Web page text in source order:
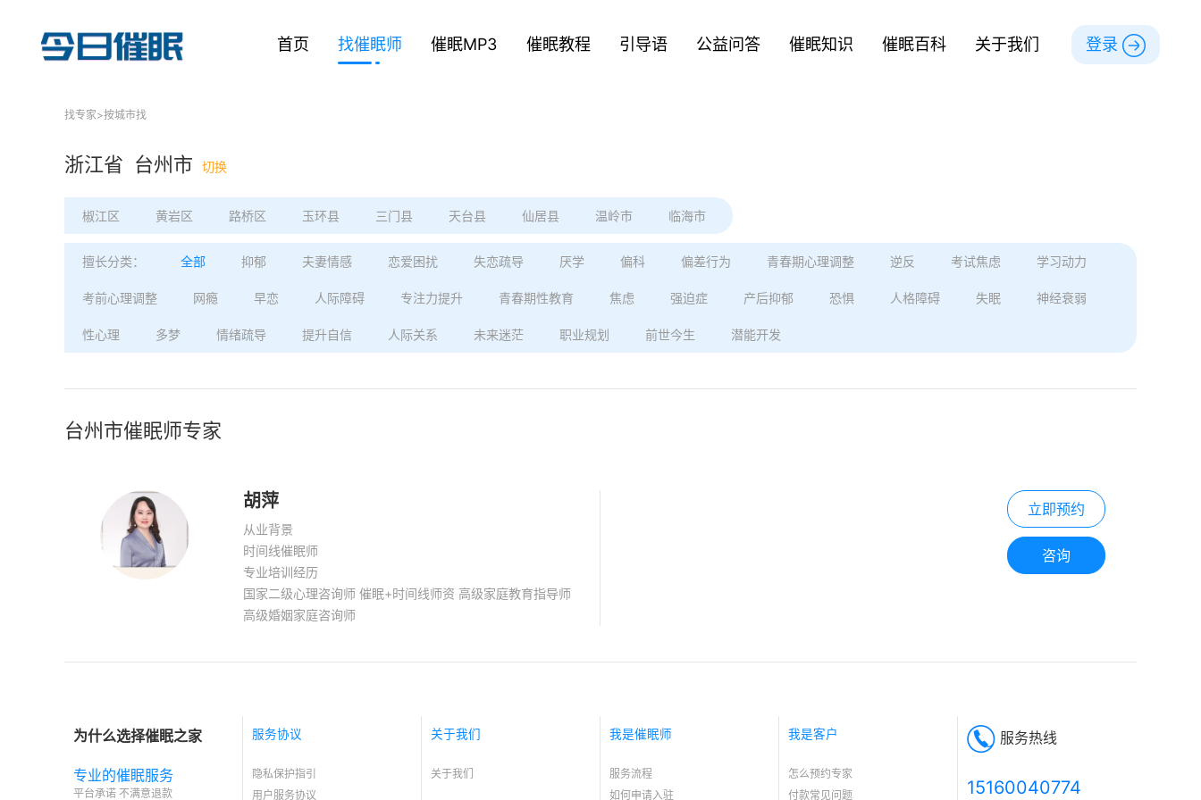
首页 找催眠师 催眠MP3 催眠教程 引导语 公益问答 催眠知识 催眠百科 关于我们 登录
找专家>按城市找
浙江省 台州市 切换
椒江区 黄岩区 路桥区 玉环县 三门县 天台县 仙居县 温岭市 临海市
擅长分类： 全部 抑郁 夫妻情感 恋爱困扰 失恋疏导 厌学 偏科 偏差行为 青春期心理调整 逆反 考试焦虑 学习动力
考前心理调整 网瘾 早恋 人际障碍 专注力提升 青春期性教育 焦虑 强迫症 产后抑郁 恐惧 人格障碍 失眠 神经衰弱
性心理 多梦 情绪疏导 提升自信 人际关系 未来迷茫 职业规划 前世今生 潜能开发
台州市催眠师专家
胡萍
从业背景
时间线催眠师
专业培训经历
国家二级心理咨询师 催眠+时间线师资 高级家庭教育指导师
高级婚姻家庭咨询师
立即预约
咨询
为什么选择催眠之家
专业的催眠服务
平台承诺 不满意退款
服务协议
隐私保护指引
用户服务协议
关于我们
关于我们
我是催眠师
服务流程
如何申请入驻
我是客户
怎么预约专家
付款常见问题
服务热线
15160040774